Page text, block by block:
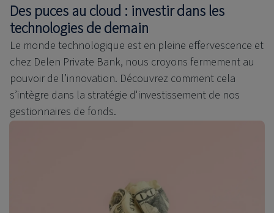
Des puces au cloud : investir dans les
technologies de demain
Le monde technologique est en pleine effervescence et
chez Delen Private Bank, nous croyons fermement au
pouvoir de l’innovation. Découvrez comment cela
s’intègre dans la stratégie d'investissement de nos
gestionnaires de fonds.